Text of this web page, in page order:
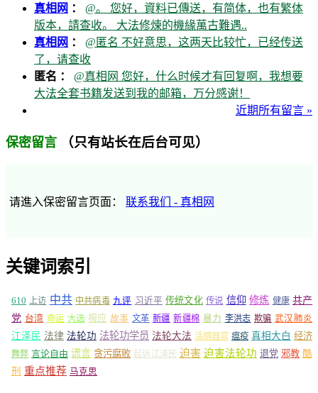
真相网 ： @。 您好，資料已傳送，有简体，也有繁体
版本，請查收。 大法修煉的機緣萬古難遇..
真相网 ： @匿名 不好意思，这两天比较忙，已经传送
了，请查收
匿名 ： @真相网 您好，什么时候才有回复啊，我想要
大法全套书籍发送到我的邮箱，万分感谢！
近期所有留言 »
保密留言 （只有站长在后台可见）
请進入保密留言页面： 联系我们 - 真相网
关键词索引
610 上访 中共 中共病毒 九评 习近平 传统文化 传说 信仰 修炼 健康 共产
党 台湾 命运 大选 报应 故事 文革 新疆 新疆棉 暴力 李洪志 欺骗 武汉肺炎
江泽民 法律 法轮功 法轮功学员 法轮大法 活摘器官 瘟疫 真相大白 经济
舞弊 言论自由 谎言 贪污腐败 起诉江泽民 迫害 迫害法轮功 退党 邪教 酷
刑 重点推荐 马克思